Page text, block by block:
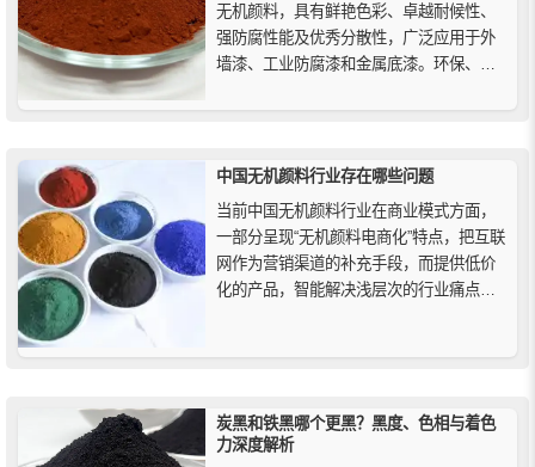
无机颜料，具有鲜艳色彩、卓越耐候性、
强防腐性能及优秀分散性，广泛应用于外
墙漆、工业防腐漆和金属底漆。环保、安
想选择。
中国无机颜料行业存在哪些问题
当前中国无机颜料行业在商业模式方面，
一部分呈现“无机颜料电商化”特点，把互联
网作为营销渠道的补充手段，而提供低价
化的产品，智能解决浅层次的行业痛点。
炭黑和铁黑哪个更黑？黑度、色相与着色
力深度解析